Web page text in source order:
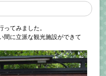
てみました。
間に立派な観光施設ができて